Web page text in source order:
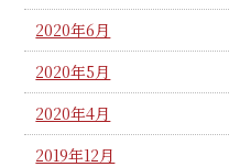
2020年6月
2020年5月
2020年4月
2019年12月